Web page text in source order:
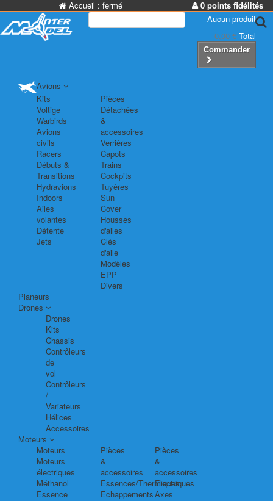
Accueil : fermé
0 points fidélités
Aucun produit
0,00 € Total
Commander
Avions
Kits
Voltige
Warbirds
Avions
civils
Racers
Débuts &
Transitions
Hydravions
Indoors
Ailes
volantes
Détente
Jets
Pièces
Détachées
&
accessoires
Verrières
Capots
Trains
Cockpits
Tuyères
Sun
Cover
Housses
d'ailes
Clés
d'aile
Modèles
EPP
Divers
Planeurs
Drones
Drones
Kits
Chassis
Contrôleurs
de
vol
Contrôleurs
/
Variateurs
Hélices
Accessoires
Moteurs
Moteurs
Moteurs
électriques
Méthanol
Essence
Pièces
&
accessoires
Essences/Thermiques
Echappements
Pièces
&
accessoires
Electriques
Axes